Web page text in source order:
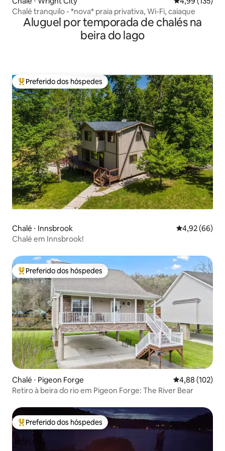
Chalé tranquilo - *nova* praia privativa, Wi-Fi, caiaque
Aluguel por temporada de chalés na
beira do lago
Entre os melhores preferidos dos hóspedes
Preferido dos hóspedes
Chalé ⋅ Innsbrook 4,92 de uma
4,92 (66)
Chalé em Innsbrook!
Entre os melhores preferidos dos hóspedes
Preferido dos hóspedes
Chalé ⋅ Pigeon Forge 4,88 de uma
4,88 (102)
Retiro à beira do rio em Pigeon Forge: The River Bear
Entre os melhores preferidos dos hóspedes
Preferido dos hóspedes